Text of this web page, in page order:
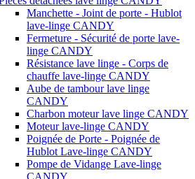
Manchette - Joint de porte - Hublot
lave-linge CANDY
Fermeture - Sécurité de porte lave-
linge CANDY
Résistance lave linge - Corps de
chauffe lave-linge CANDY
Aube de tambour lave linge
CANDY
Charbon moteur lave linge CANDY
Moteur lave-linge CANDY
Poignée de Porte - Poignée de
Hublot Lave-linge CANDY
Pompe de Vidange Lave-linge
CANDY